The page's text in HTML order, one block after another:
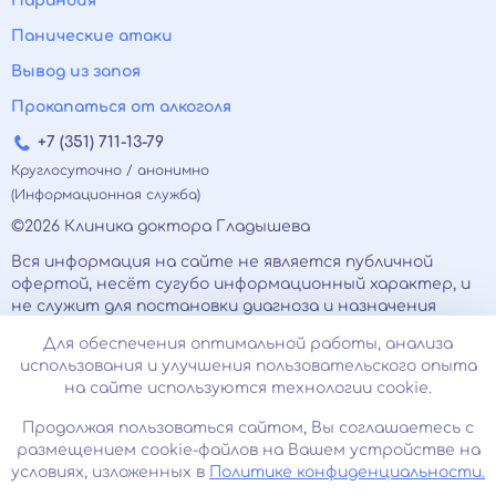
Панические атаки
Вывод из запоя
Прокапаться от алкоголя
+7 (351) 711-13-79
Круглосуточно / анонимно
(Информационная служба)
©2026 Клиника доктора Гладышева
Вся информация на сайте не является публичной
офертой, несёт сугубо информационный характер, и
не служит для постановки диагноза и назначения
Есть противопоказания, необходимо
проконсультироваться с врачом. Консультационные
услуги, оказываемые по телефону, мессенджерам и в
соцсетях носят исключительно информационный
характер и не являются медицинскими услугами.
Оставаясь на сайте вы соглашаетесь на
использование cookies. 18+
Для обеспечения оптимальной работы, анализа
использования и улучшения пользовательского опыта
на сайте используются технологии cookie.
Продолжая пользоваться сайтом, Вы соглашаетесь с
размещением cookie-файлов на Вашем устройстве на
условиях, изложенных в
Политике конфиденциальности.